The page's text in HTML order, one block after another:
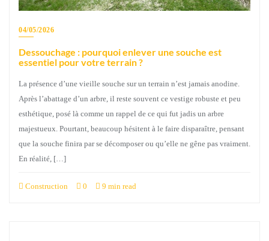
04/05/2026
Dessouchage : pourquoi enlever une souche est
essentiel pour votre terrain ?
La présence d’une vieille souche sur un terrain n’est jamais anodine.
Après l’abattage d’un arbre, il reste souvent ce vestige robuste et peu
esthétique, posé là comme un rappel de ce qui fut jadis un arbre
majestueux. Pourtant, beaucoup hésitent à le faire disparaître, pensant
que la souche finira par se décomposer ou qu’elle ne gêne pas vraiment.
En réalité, […]
Construction 0 9 min read